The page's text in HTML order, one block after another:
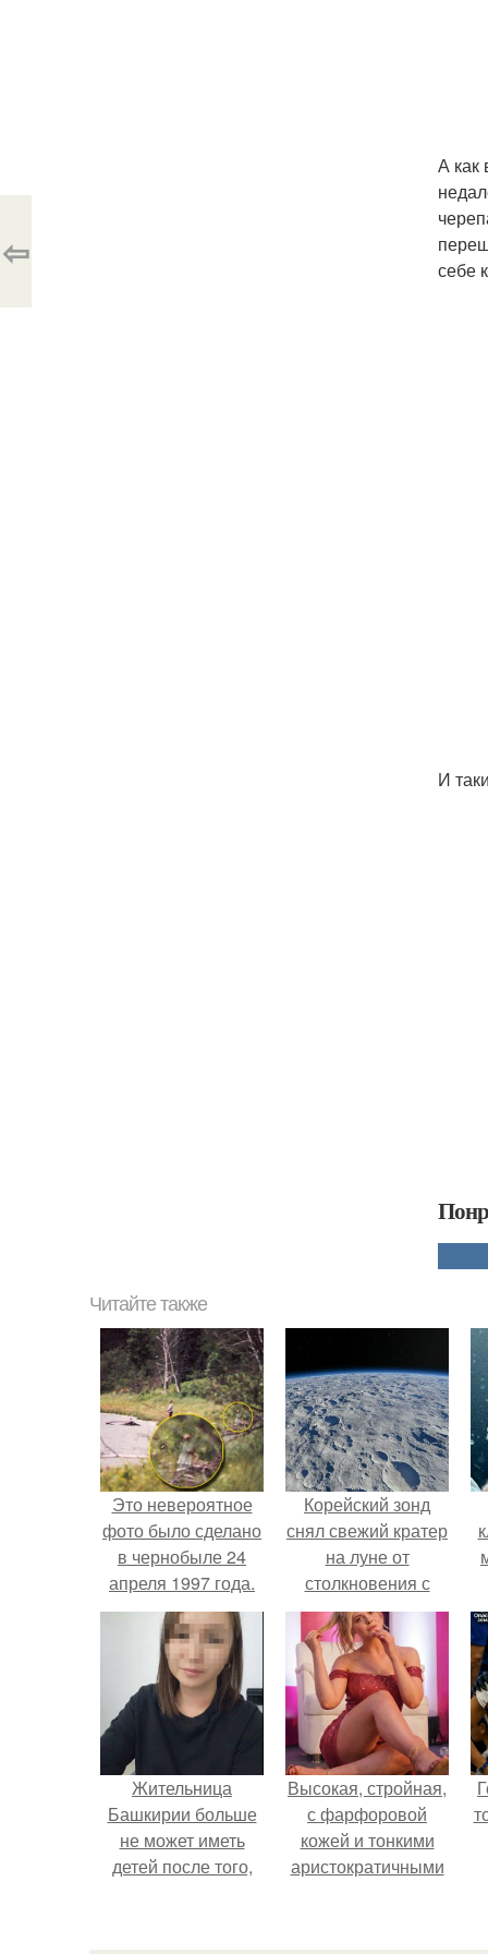
А как
себе
И
⇦
Читайте также
Это невероятное
фото было сделано
в чернобыле 24
апреля 1997 года.
Корейский зонд
снял свежий кратер
на луне от
столкновения с
обломком Falcon 9.
Жительница
Башкирии больше
не может иметь
детей после того,
месяце
Высокая, стройная,
с фарфоровой
кожей и тонкими
аристократичными
сошла с полотна